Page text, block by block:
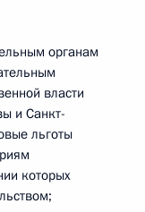
органам
власти
и Санкт-
льготы
которых